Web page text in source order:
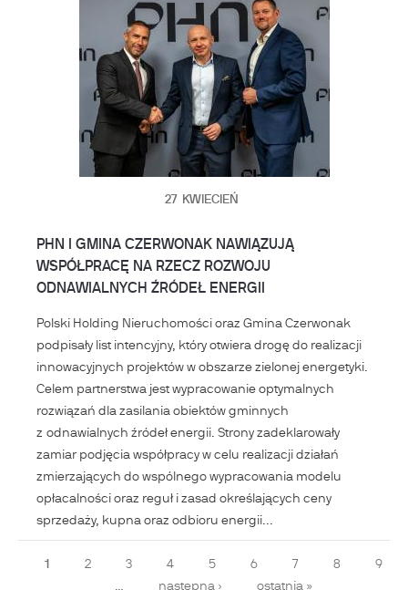
27 KWIECIEŃ
PHN I GMINA CZERWONAK NAWIĄZUJĄ
WSPÓŁPRACĘ NA RZECZ ROZWOJU
ODNAWIALNYCH ŹRÓDEŁ ENERGII
Polski Holding Nieruchomości oraz Gmina Czerwonak
podpisały list intencyjny, który otwiera drogę do realizacji
innowacyjnych projektów w obszarze zielonej energetyki.
Celem partnerstwa jest wypracowanie optymalnych
rozwiązań dla zasilania obiektów gminnych
z odnawialnych źródeł energii. Strony zadeklarowały
zamiar podjęcia współpracy w celu realizacji działań
zmierzających do wspólnego wypracowania modelu
opłacalności oraz reguł i zasad określających ceny
sprzedaży, kupna oraz odbioru energii...
Strony
1 2 3 4 5 6 7 8
9
…
następna › ostatnia »